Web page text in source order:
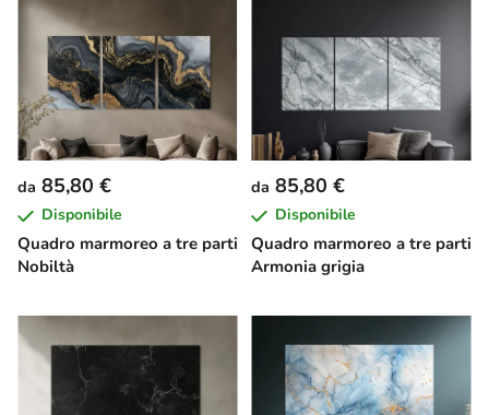
Quadro marmoreo a tre parti
Nobiltà
da 85,80 €
Disponibile
Quadro marmoreo a tre parti
Armonia grigia
da 85,80 €
Disponibile